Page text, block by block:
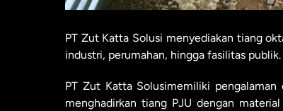
PT Zut Katta Solusi menyediakan tiang
industri, perumahan, hingga fasilitas publik.
PT Zut Katta Solusimemiliki
menghadirkan tiang PJU dengan